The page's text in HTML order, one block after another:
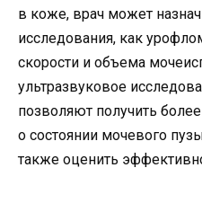
в коже, врач может
исследования, как
скорости и объема
ультразвуковое
позволяют получить
о состоянии мочевого
также оценить